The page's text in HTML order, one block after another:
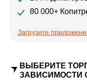
80 000+
Загрузите
ВЫБЕРИТЕ
ЗАВИСИМОСТИ